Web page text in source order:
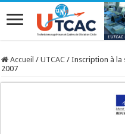
Accueil / UTCAC / Inscription à la
2007